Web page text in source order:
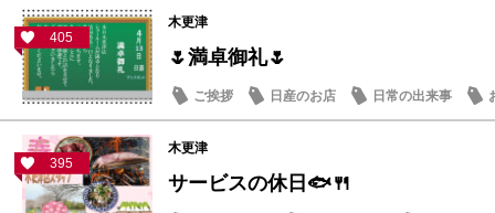
405
木更津
🌷満卓御礼🌷
ご挨拶 日産のお店 日常の出来事
395
木更津
サービスの休日🐟🍴